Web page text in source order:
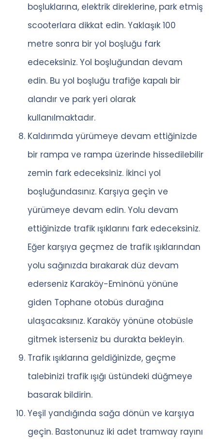
boşluklarına, elektrik direklerine, park etmiş
scooterlara dikkat edin. Yaklaşık 100
metre sonra bir yol boşluğu fark
edeceksiniz. Yol boşluğundan devam
edin. Bu yol boşluğu trafiğe kapalı bir
alandır ve park yeri olarak
kullanılmaktadır.
Kaldırımda yürümeye devam ettiğinizde
bir rampa ve rampa üzerinde hissedilebilir
zemin fark edeceksiniz. İkinci yol
boşluğundasınız. Karşıya geçin ve
yürümeye devam edin. Yolu devam
ettiğinizde trafik ışıklarını fark edeceksiniz.
Eğer karşıya geçmez de trafik ışıklarından
yolu sağınızda bırakarak düz devam
ederseniz Karaköy-Eminönü yönüne
giden Tophane otobüs durağına
ulaşacaksınız. Karaköy yönüne otobüsle
gitmek isterseniz bu durakta bekleyin.
Trafik ışıklarına geldiğinizde, geçme
talebinizi trafik ışığı üstündeki düğmeye
basarak bildirin.
Yeşil yandığında sağa dönün ve karşıya
geçin. Bastonunuz iki adet tramway rayını